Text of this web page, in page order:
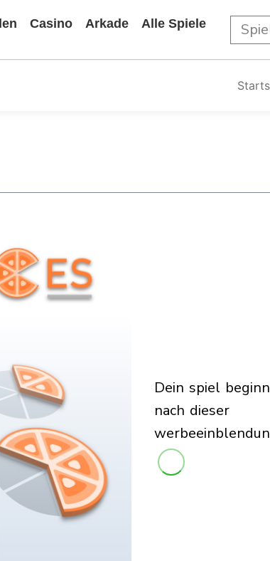
Casino Arkade Alle Spiele
dein spiel beginnt
nach dieser